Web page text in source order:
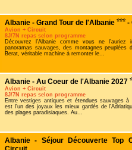
Albanie - Grand Tour de l'Albanie -
Avion + Circuit
8J/7N repas selon programme
Découvrez l’Albanie comme vous ne
panoramas sauvages, des montagnes peuplées
Berat, véritable machine à remonter le...
Albanie - Au Coeur de l'Albanie 2027
Avion + Circuit
8J/7N repas selon programme
Entre vestiges antiques et étendues sauvages à
est l’un des joyaux les mieux gardés de
des plages paradisiaques. Au...
Albanie - Séjour Découverte Top